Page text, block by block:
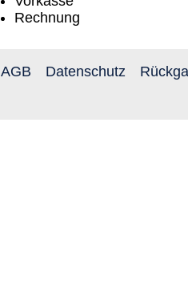
Rechnung
AGB Datenschutz